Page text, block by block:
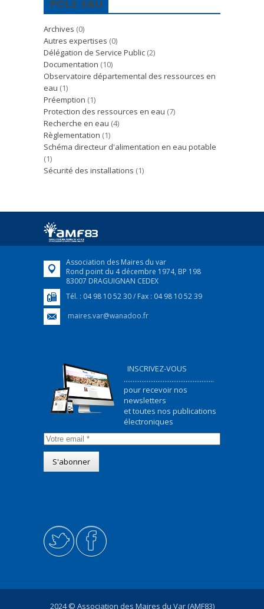
POLE EAU
Archives (0)
Autres expertises (0)
Délégation de Service Public (2)
Documentation (10)
Observatoire départemental des ressources en
eau (1)
Préemption (1)
Protection des ressources en eau (7)
Recherche en eau (4)
Règlementation (1)
Schéma directeur d'alimentation en eau potable
(1)
Sécurité des installations (1)
Association des Maires du var
Rond point du 4 décembre 1974, BP 198
83007 DRAGUIGNAN CEDEX
Tél. : 04 98 10 52 30 / Fax : 04 98 10 52 39
maires.var@wanadoo.fr
INSCRIVEZ-VOUS
...................................................
pour recevoir nos
newsletters
et toutes nos publications
électroniques
2024 © Association des Maires du Var (AMF83)